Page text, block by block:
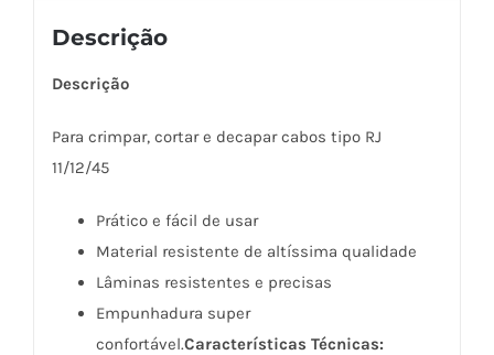
Descrição
Descrição
Para crimpar, cortar e decapar cabos tipo RJ
11/12/45
Prático e fácil de usar
Material resistente de altíssima qualidade
Lâminas resistentes e precisas
Empunhadura super
confortável.Características Técnicas: